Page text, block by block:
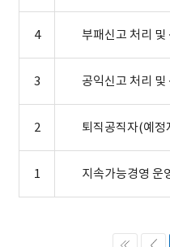
4
3
2 퇴직공직자(예정
1 지속가능경영 운